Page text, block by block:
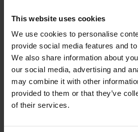
This website uses cookies
We use cookies to personalise
provide social media features and
We also share information about
our social media, advertising and
may combine it with other
provided to them or that they’ve
of their services.
Premium
Hittebestendige hoes
tot 550 °C - 25 mm x
25 m
€395,00
BEKIJK PRODUCT